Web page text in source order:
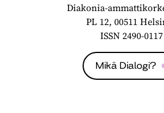
Diakonia-
PL 12, 00511
ISSN 2490-0117
Mikä Dialogi?